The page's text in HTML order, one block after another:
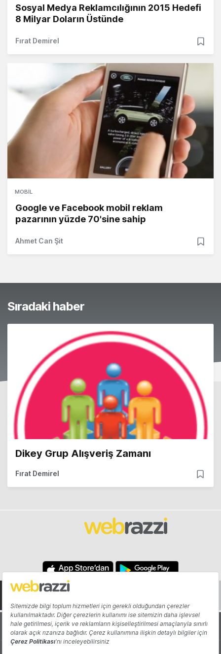
Sosyal Medya Reklamcılığının 2015 Hedefi
8 Milyar Doların Üstünde
Fırat Demirel
MOBIL
Google ve Facebook mobil reklam
pazarının yüzde 70'sine sahip
Ahmet Can Şit
Sıradaki haber
Dikey Grup Alışveriş Zamanı
Fırat Demirel
Hakkında Yazarlar